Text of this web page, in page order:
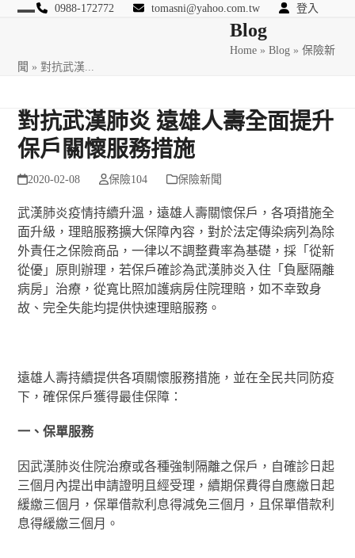
Skip
0988-172772 tomasni@yahoo.com.tw 登入
匯豐國際風險管理顧問Blog
Home »Blog »保險新
聞 »對抗武漢...
對抗武漢肺炎 遠雄人壽全面提升
保戶關懷服務措施
2020-02-08 保險104 保險新聞
武漢肺炎疫情持續升溫，遠雄人壽關懷保戶，各項措施全
面升級，理賠服務擴大保障內容，對於法定傳染病列為除
外責任之保險商品，一律以不調整費率為基礎，採「從新
從優」原則辦理，若保戶確診為武漢肺炎入住「負壓隔離
病房」治療，從寬比照加護病房住院理賠，如不幸致身
故、完全失能均提供快速理賠服務。
遠雄人壽持續提供各項關懷服務措施，並在全民共同防疫
下，確保保戶獲得最佳保障：
一、保單服務
因武漢肺炎住院治療或各種強制隔離之保戶，自確診日起
三個月內提出申請證明且經受理，續期保費得自應繳日起
緩繳三個月，保單借款利息得減免三個月，且保單借款利
息得緩繳三個月。